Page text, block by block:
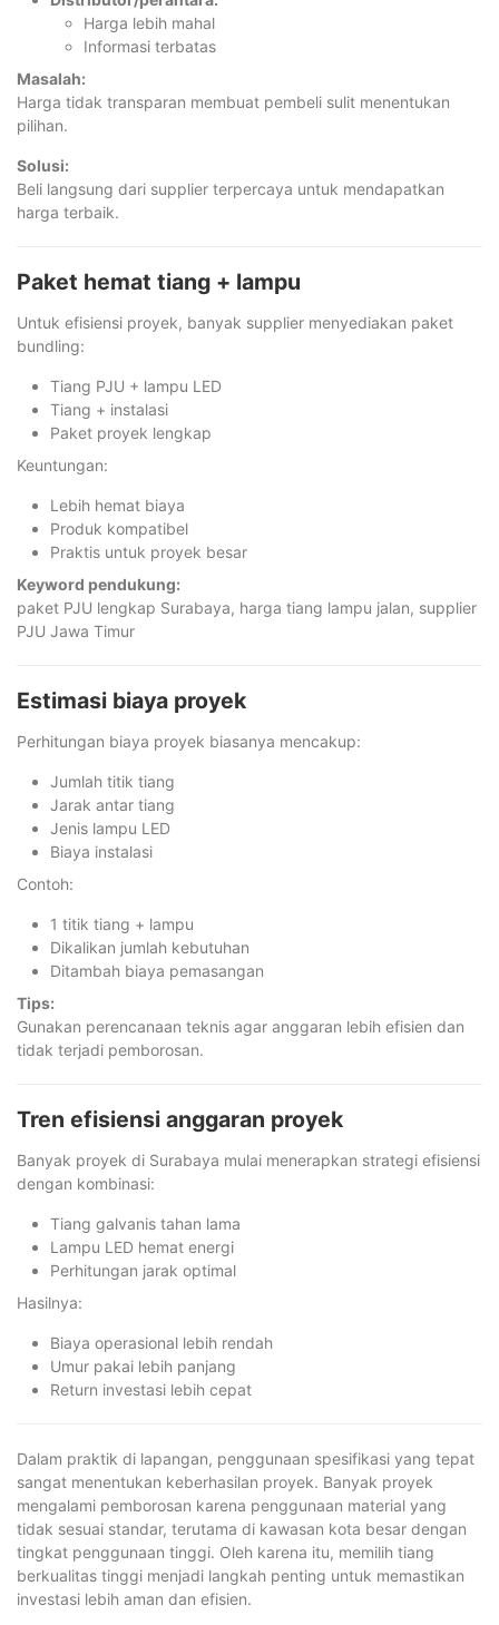
Harga lebih mahal
Informasi terbatas
Masalah:
Harga tidak transparan membuat pembeli sulit menentukan
pilihan.
Solusi:
Beli langsung dari supplier terpercaya untuk mendapatkan
harga terbaik.
Paket hemat tiang + lampu
Untuk efisiensi proyek, banyak supplier menyediakan paket
bundling:
Tiang PJU + lampu LED
Tiang + instalasi
Paket proyek lengkap
Keuntungan:
Lebih hemat biaya
Produk kompatibel
Praktis untuk proyek besar
Keyword pendukung:
paket PJU lengkap Surabaya, harga tiang lampu jalan, supplier
PJU Jawa Timur
Estimasi biaya proyek
Perhitungan biaya proyek biasanya mencakup:
Jumlah titik tiang
Jarak antar tiang
Jenis lampu LED
Biaya instalasi
Contoh:
1 titik tiang + lampu
Dikalikan jumlah kebutuhan
Ditambah biaya pemasangan
Tips:
Gunakan perencanaan teknis agar anggaran lebih efisien dan
tidak terjadi pemborosan.
Tren efisiensi anggaran proyek
Banyak proyek di Surabaya mulai menerapkan strategi efisiensi
dengan kombinasi:
Tiang galvanis tahan lama
Lampu LED hemat energi
Perhitungan jarak optimal
Hasilnya:
Biaya operasional lebih rendah
Umur pakai lebih panjang
Return investasi lebih cepat
Dalam praktik di lapangan, penggunaan spesifikasi yang tepat
sangat menentukan keberhasilan proyek. Banyak proyek
mengalami pemborosan karena penggunaan material yang
tidak sesuai standar, terutama di kawasan kota besar dengan
tingkat penggunaan tinggi. Oleh karena itu, memilih tiang
berkualitas tinggi menjadi langkah penting untuk memastikan
investasi lebih aman dan efisien.